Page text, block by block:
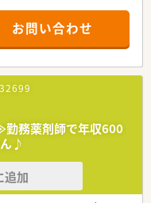
が可能な“最新のAIロボッ
、
的に行っております。
お住いの患者様に高度な医
しており、且つ処方箋の応
前・医療モール・CL門前）
もです。
与があがる仕組みになっ
来ます。
み方を遠隔指導する「オン
地内薬局」の推進、女性客の
新。
ィングカンパニーとして成
います！
お問い合わせ
勤務薬剤師で年収600
♪
追加